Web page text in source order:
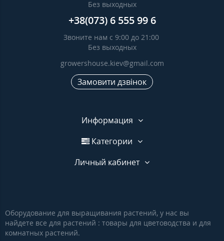
Без выходных
+38(073) 6 555 99 6
Звоните нам с 9:00 до 21:00
Без выходных
growershouse.kiev@gmail.com
Замовити дзвінок
Информация
Категории
Личный кабинет
Оборудование для выращивания растений, у нас вы
найдете все для растений : товары для цветоводства и для
комнатных растений.